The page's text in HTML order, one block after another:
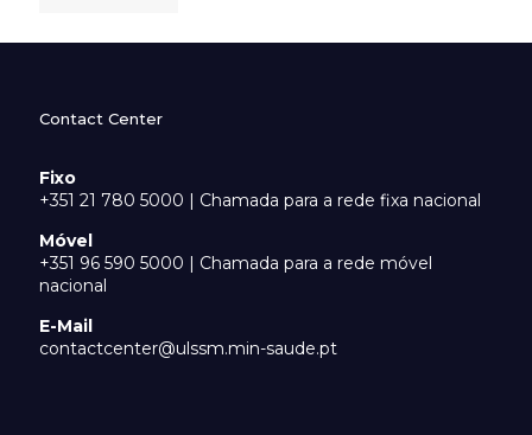
Contact Center
Fixo
+351 21 780 5000 | Chamada para a rede fixa nacional
Móvel
+351 96 590 5000 | Chamada para a rede móvel
nacional
E-Mail
contactcenter@ulssm.min-saude.pt